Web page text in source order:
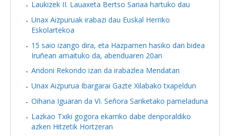
Laukizek II. Lauaxeta Bertso Sariaa hartuko dau
Unax Aizpuruak irabazi dau Euskal Herriko
Eskolartekoa
15 saio izango dira, eta Hazparnen hasiko dan bidea
Iruñean amaituko da, abenduaren 20an
Andoni Rekondo izan da irabazlea Mendatan
Unax Aizpurua Ibargarai Gazte Xilabako txapeldun
Oihana Iguaran da VI. Señora Sariketako pameladuna
Lazkao Txiki gogora ekarriko dabe denporaldiko
azken Hitzetik Hortzeran